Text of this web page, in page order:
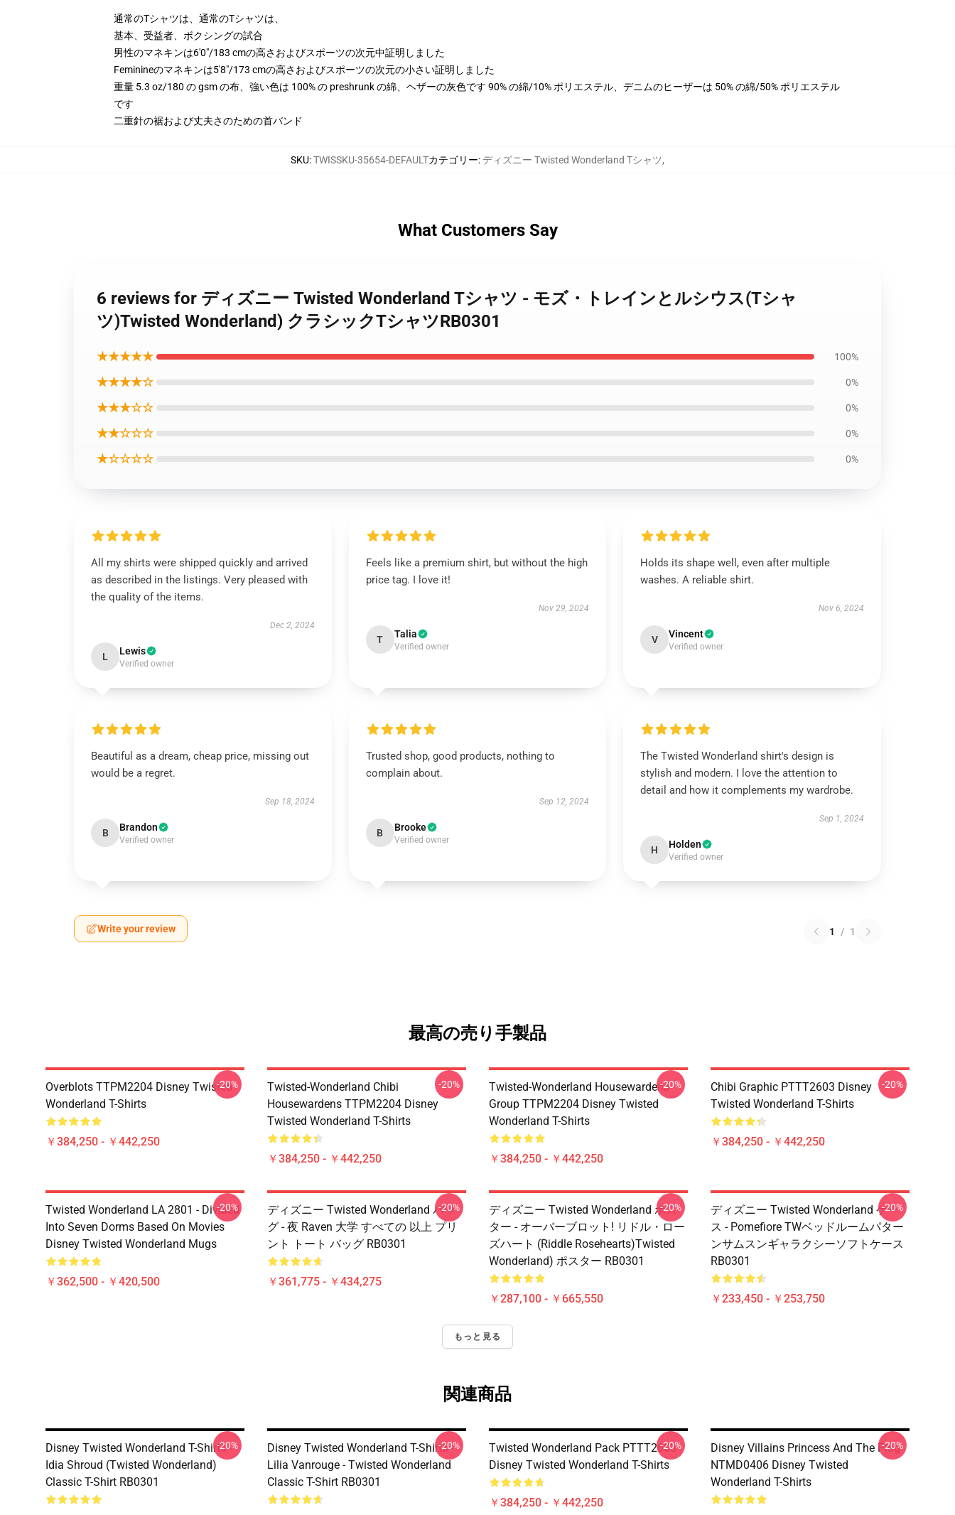
通常のTシャツは、通常のTシャツは、
基本、受益者、ボクシングの試合
男性のマネキンは6'0"/183 cmの高さおよびスポーツの次元中証明しました
Feminineのマネキンは5'8"/173 cmの高さおよびスポーツの次元の小さい証明しました
重量 5.3 oz/180 の gsm の布、強い色は 100% の preshrunk の綿、ヘザーの灰色です 90% の綿/10% ポリエステル、デニムのヒーザーは 50% の綿/50% ポリエステル
です
二重針の裾および丈夫さのための首バンド
SKU:TWISSKU-35654-DEFAULTカテゴリー:ディズニー Twisted Wonderland Tシャツ,
What Customers Say
6 reviews for ディズニー Twisted Wonderland Tシャツ - モズ・トレインとルシウス(Tシャ
ツ)Twisted Wonderland) クラシックTシャツRB0301
★★★★★ 100%
★★★★☆ 0%
★★★☆☆ 0%
★★☆☆☆ 0%
★☆☆☆☆ 0%
All my shirts were shipped quickly and arrived
as described in the listings. Very pleased with
the quality of the items.
Dec 2, 2024
L Lewis
Verified owner
Feels like a premium shirt, but without the high
price tag. I love it!
Nov 29, 2024
T Talia
Verified owner
Holds its shape well, even after multiple
washes. A reliable shirt.
Nov 6, 2024
V Vincent
Verified owner
Beautiful as a dream, cheap price, missing out
would be a regret.
Sep 18, 2024
B Brandon
Verified owner
Trusted shop, good products, nothing to
complain about.
Sep 12, 2024
B Brooke
Verified owner
The Twisted Wonderland shirt's design is
stylish and modern. I love the attention to
detail and how it complements my wardrobe.
Sep 1, 2024
H Holden
Verified owner
Write your review 1 / 1
最高の売り手製品
Overblots TTPM2204 Disney Twisted
Wonderland T-Shirts
￥384,250 - ￥442,250
-20%
Twisted-Wonderland Chibi
Housewardens TTPM2204 Disney
Twisted Wonderland T-Shirts
￥384,250 - ￥442,250
-20%
Twisted-Wonderland Housewardens
Group TTPM2204 Disney Twisted
Wonderland T-Shirts
￥384,250 - ￥442,250
-20%
Chibi Graphic PTTT2603 Disney
Twisted Wonderland T-Shirts
￥384,250 - ￥442,250
-20%
Twisted Wonderland LA 2801 - Divided
Into Seven Dorms Based On Movies
Disney Twisted Wonderland Mugs
￥362,500 - ￥420,500
-20%
ディズニー Twisted Wonderland バッ
グ - 夜 Raven 大学 すべての 以上 プリ
ント トート バッグ RB0301
￥361,775 - ￥434,275
-20%
ディズニー Twisted Wonderland ポス
ター - オーバーブロット! リドル・ロー
ズハート (Riddle Rosehearts)Twisted
Wonderland) ポスター RB0301
￥287,100 - ￥665,550
-20%
ディズニー Twisted Wonderland ケー
ス - Pomefiore TWベッドルームパター
ンサムスンギャラクシーソフトケース
RB0301
￥233,450 - ￥253,750
-20%
もっと見る
関連商品
Disney Twisted Wonderland T-Shirts -
Idia Shroud (Twisted Wonderland)
Classic T-Shirt RB0301
-20%
Disney Twisted Wonderland T-Shirts -
Lilia Vanrouge - Twisted Wonderland
Classic T-Shirt RB0301
-20%
Twisted Wonderland Pack PTTT2603
Disney Twisted Wonderland T-Shirts
￥384,250 - ￥442,250
-20%
Disney Villains Princess And The Frog
NTMD0406 Disney Twisted
Wonderland T-Shirts
-20%